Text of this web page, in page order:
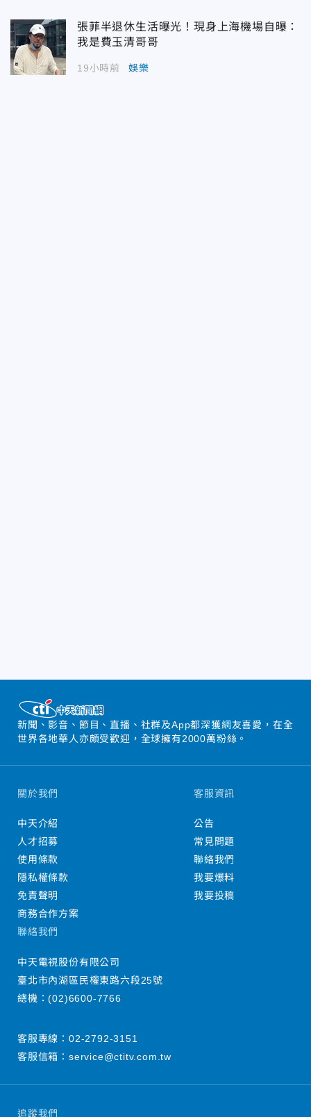
張菲半退休生活曝光！現身上海機場自曝：
我是費玉清哥哥
19小時前 娛樂
新聞、影音、節目、直播、社群及App都深獲網友喜愛，在全
世界各地華人亦頗受歡迎，全球擁有2000萬粉絲。
追蹤我們
關於我們
中天介紹
人才招募
使用條款
隱私權條款
免責聲明
商務合作方案
客服資訊
公告
常見問題
聯絡我們
我要爆料
我要投稿
聯絡我們
中天電視股份有限公司
臺北市內湖區民權東路六段25號
總機：(02)6600-7766
客服專線： 02-2792-3151
客服信箱： service@ctitv.com.tw